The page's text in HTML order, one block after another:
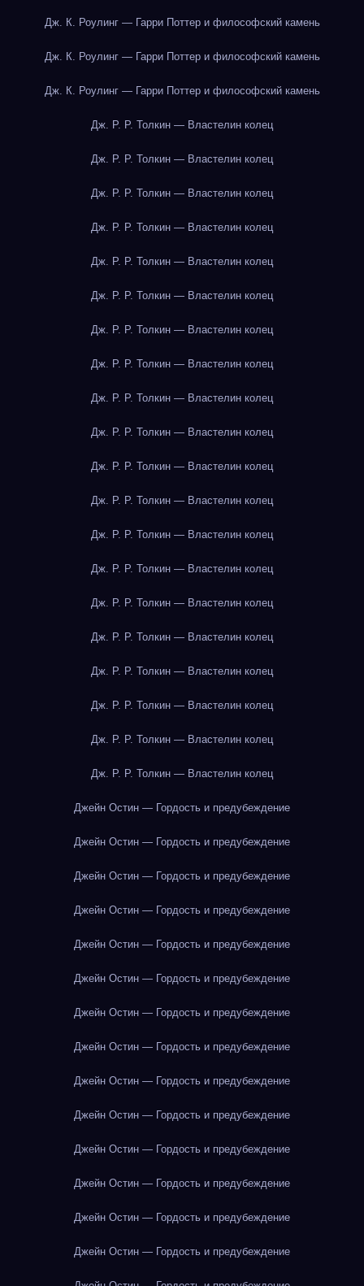
Дж. К. Роулинг — Гарри Поттер и философский камень
Дж. К. Роулинг — Гарри Поттер и философский камень
Дж. К. Роулинг — Гарри Поттер и философский камень
Дж. Р. Р. Толкин — Властелин колец
Дж. Р. Р. Толкин — Властелин колец
Дж. Р. Р. Толкин — Властелин колец
Дж. Р. Р. Толкин — Властелин колец
Дж. Р. Р. Толкин — Властелин колец
Дж. Р. Р. Толкин — Властелин колец
Дж. Р. Р. Толкин — Властелин колец
Дж. Р. Р. Толкин — Властелин колец
Дж. Р. Р. Толкин — Властелин колец
Дж. Р. Р. Толкин — Властелин колец
Дж. Р. Р. Толкин — Властелин колец
Дж. Р. Р. Толкин — Властелин колец
Дж. Р. Р. Толкин — Властелин колец
Дж. Р. Р. Толкин — Властелин колец
Дж. Р. Р. Толкин — Властелин колец
Дж. Р. Р. Толкин — Властелин колец
Дж. Р. Р. Толкин — Властелин колец
Дж. Р. Р. Толкин — Властелин колец
Дж. Р. Р. Толкин — Властелин колец
Дж. Р. Р. Толкин — Властелин колец
Джейн Остин — Гордость и предубеждение
Джейн Остин — Гордость и предубеждение
Джейн Остин — Гордость и предубеждение
Джейн Остин — Гордость и предубеждение
Джейн Остин — Гордость и предубеждение
Джейн Остин — Гордость и предубеждение
Джейн Остин — Гордость и предубеждение
Джейн Остин — Гордость и предубеждение
Джейн Остин — Гордость и предубеждение
Джейн Остин — Гордость и предубеждение
Джейн Остин — Гордость и предубеждение
Джейн Остин — Гордость и предубеждение
Джейн Остин — Гордость и предубеждение
Джейн Остин — Гордость и предубеждение